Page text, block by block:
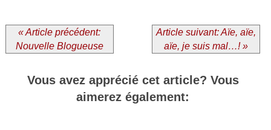
« Article précédent:
Nouvelle Blogueuse
Article suivant: Aïe, aïe,
aïe, je suis mal…! »
Vous avez apprécié cet article? Vous
aimerez également: